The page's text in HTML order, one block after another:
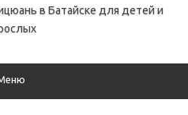
в Батайске для детей и